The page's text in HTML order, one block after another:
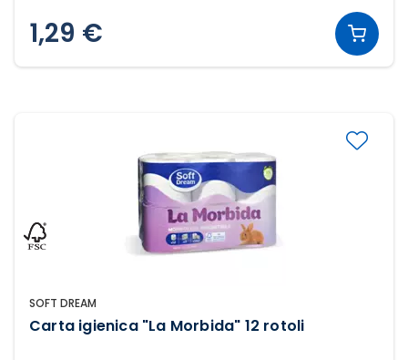
1,29 €
SOFT DREAM
Carta igienica "La Morbida" 12 rotoli